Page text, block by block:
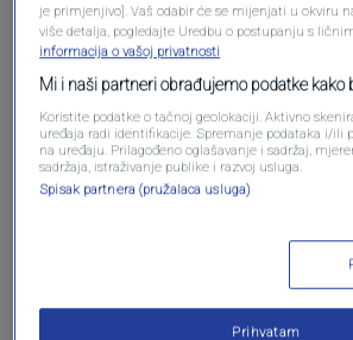
je primjenjivo]. Vaš odabir će se mijenjati u okviru
više detalja, pogledajte Uredbu o postupanju s
informacija o vašoj privatnosti
Mi i naši partneri obrađujemo podatke kako
Koristite podatke o tačnoj geolokaciji. Aktivno
uređaja radi identifikacije. Spremanje podataka i/ili
na uređaju. Prilagođeno oglašavanje i sadržaj,
sadržaja, istraživanje publike i razvoj usluga.
Spisak partnera (pružalaca usluga)
Prihvatam